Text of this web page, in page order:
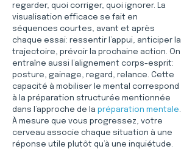
regarder, quoi corriger, quoi ignorer. La
visualisation efficace se fait en
séquences courtes, avant et après
chaque essai: ressentir l’appui, anticiper la
trajectoire, prévoir la prochaine action. On
entraîne aussi l’alignement corps-esprit:
posture, gainage, regard, relance. Cette
capacité à mobiliser le mental correspond
à la préparation structurée mentionnée
dans l’approche de la préparation mentale.
À mesure que vous progressez, votre
cerveau associe chaque situation à une
réponse utile plutôt qu’à une inquiétude.